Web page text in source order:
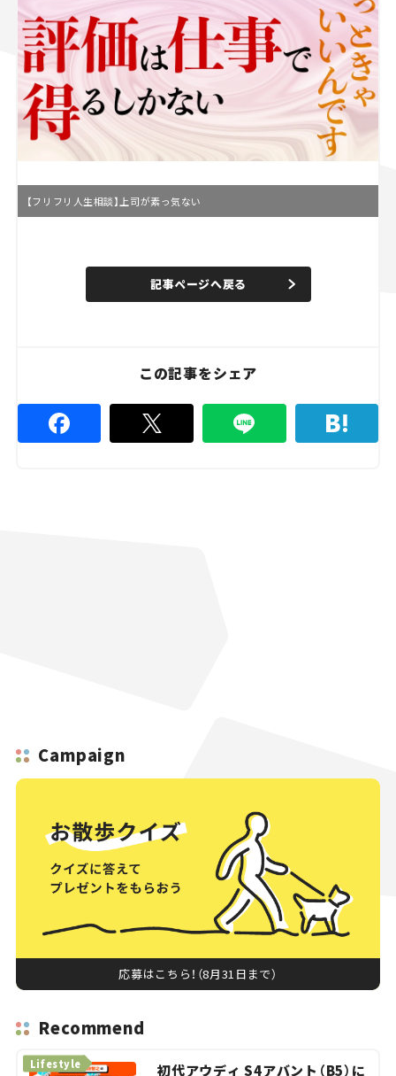
【フリフリ人生相談】上司が素っ気ない
n
e
d
9
記事ページへ戻る
この記事をシェア
Campaign
応募はこちら！（8月31日まで）
Recommend
初代アウディ S4アバント（B5）に
Lifestyle